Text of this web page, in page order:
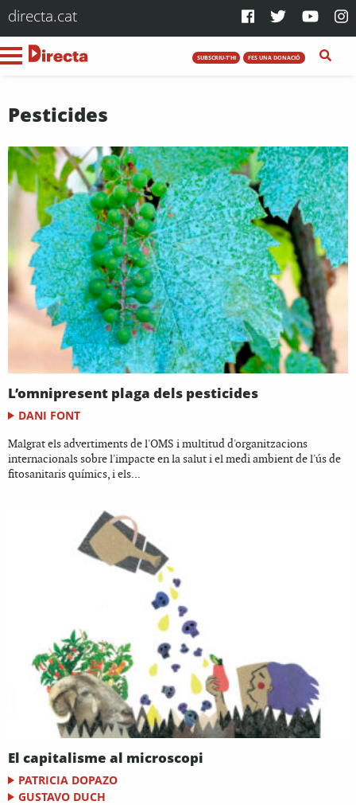
directa.cat
SUBSCRIU-T'HI FES UNA DONACIÓ
Pesticides
L’omnipresent plaga dels pesticides
DANI FONT
Malgrat els advertiments de l'OMS i multitud d'organitzacions
internacionals sobre l'impacte en la salut i el medi ambient de l'ús de
fitosanitaris químics, i els...
El capitalisme al microscopi
PATRICIA DOPAZO
GUSTAVO DUCH